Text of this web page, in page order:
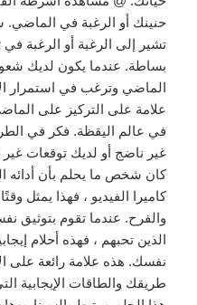
حنينك أو الرغبة في الماضي.
تشير إلى الرغبة أو الرغبة في
بساطة. عندما يكون لديك
الماضي وترغب في استمرار
علامة على التركيز على
في عالم اليقظة. فكر في
غير ناضج أو لديك توقعات غير
كان شخص ما يحلم بأن أدائه
كاميرا الفيديو ، فهذا يمثل
والفرح. عندما تقوم بتوثيق
الذين تحبهم ، فهذه أحلام
نفسك. هذه علامة رائعة على
طريقك والطاقات الإيجابية